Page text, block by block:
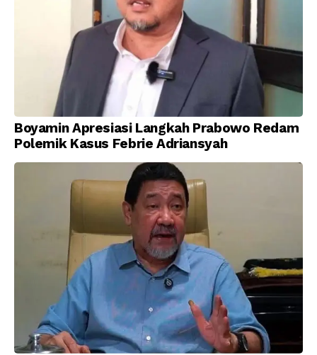
Boyamin Apresiasi Langkah Prabowo Redam
Polemik Kasus Febrie Adriansyah